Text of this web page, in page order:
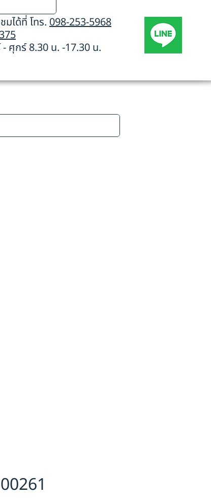
มได้ที่ โทร. 098-253-5968
- ศุกร์ 8.30 น. -17.30 น.